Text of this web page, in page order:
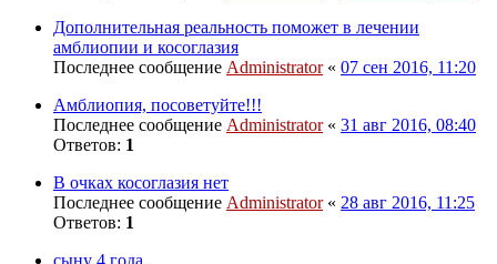
Дополнительная реальность поможет в лечении
амблиопии и косоглазия
Последнее сообщение Administrator« 07 сен 2016, 11:20
Амблиопия, посоветуйте!!!
Последнее сообщение Administrator« 31 авг 2016, 08:40
Ответов: 1
В очках косоглазия нет
Последнее сообщение Administrator« 28 авг 2016, 11:25
Ответов: 1
сыну 4 года